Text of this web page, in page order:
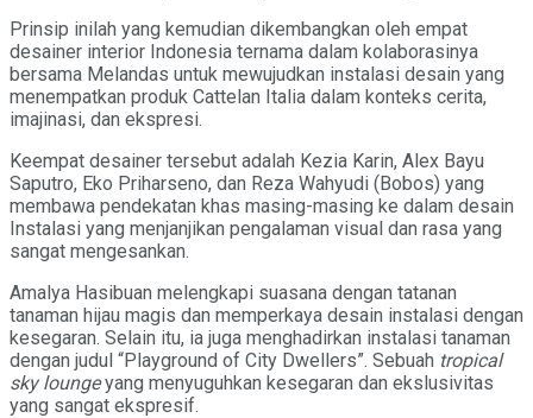
Prinsip inilah yang kemudian dikembangkan oleh empat
desainer interior Indonesia ternama dalam kolaborasinya
bersama Melandas untuk mewujudkan instalasi desain yang
menempatkan produk Cattelan Italia dalam konteks cerita,
imajinasi, dan ekspresi.
Keempat desainer tersebut adalah Kezia Karin, Alex Bayu
Saputro, Eko Priharseno, dan Reza Wahyudi (Bobos) yang
membawa pendekatan khas masing-masing ke dalam desain
Instalasi yang menjanjikan pengalaman visual dan rasa yang
sangat mengesankan.
Amalya Hasibuan melengkapi suasana dengan tatanan
tanaman hijau magis dan memperkaya desain instalasi dengan
kesegaran. Selain itu, ia juga menghadirkan instalasi tanaman
dengan judul “Playground of City Dwellers”. Sebuah tropical
sky loungeyang menyuguhkan kesegaran dan ekslusivitas
yang sangat ekspresif.